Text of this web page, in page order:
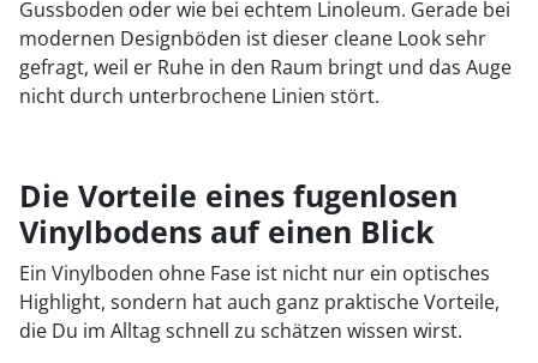
Gussboden oder wie bei echtem Linoleum. Gerade bei
modernen Designböden ist dieser cleane Look sehr
gefragt, weil er Ruhe in den Raum bringt und das Auge
nicht durch unterbrochene Linien stört.
Die Vorteile eines fugenlosen
Vinylbodens auf einen Blick
Ein Vinylboden ohne Fase ist nicht nur ein optisches
Highlight, sondern hat auch ganz praktische Vorteile,
die Du im Alltag schnell zu schätzen wissen wirst.